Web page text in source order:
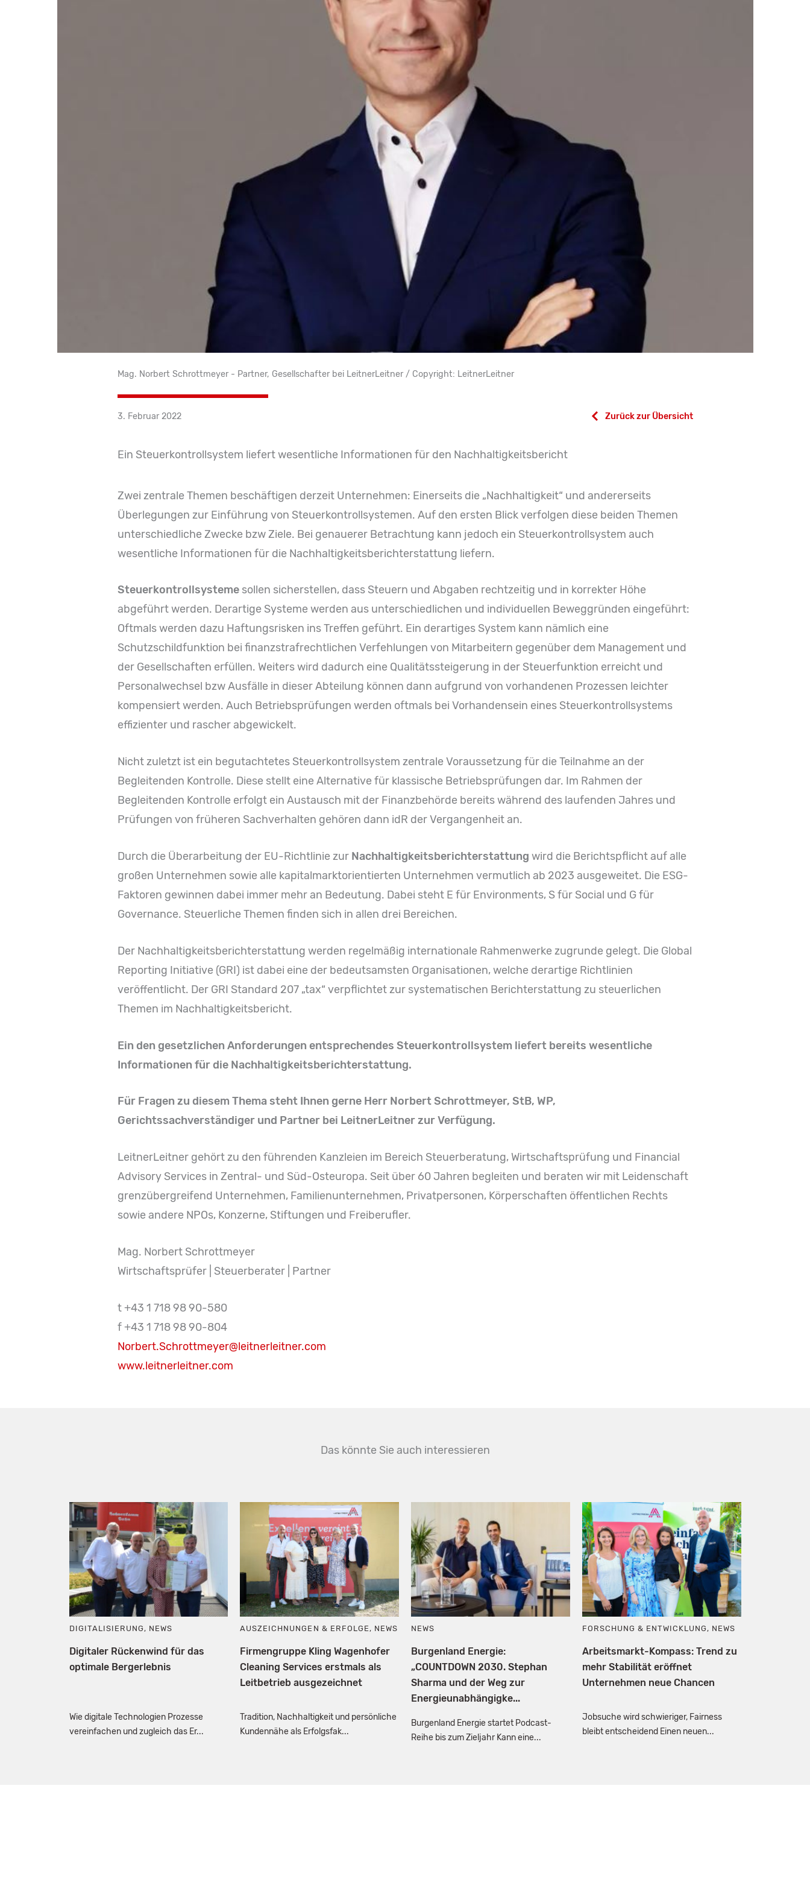
Mag. Norbert Schrottmeyer - Partner, Gesellschafter bei LeitnerLeitner / Copyright: LeitnerLeitner
3. Februar 2022 Zurück zur Übersicht
Ein Steuerkontrollsystem liefert wesentliche Informationen für den Nachhaltigkeitsbericht
Zwei zentrale Themen beschäftigen derzeit Unternehmen: Einerseits die „Nachhaltigkeit“ und andererseits
Überlegungen zur Einführung von Steuerkontrollsystemen. Auf den ersten Blick verfolgen diese beiden Themen
unterschiedliche Zwecke bzw Ziele. Bei genauerer Betrachtung kann jedoch ein Steuerkontrollsystem auch
wesentliche Informationen für die Nachhaltigkeitsberichterstattung liefern.
Steuerkontrollsystemesollen sicherstellen, dass Steuern und Abgaben rechtzeitig und in korrekter Höhe
abgeführt werden. Derartige Systeme werden aus unterschiedlichen und individuellen Beweggründen eingeführt:
Oftmals werden dazu Haftungsrisken ins Treffen geführt. Ein derartiges System kann nämlich eine
Schutzschildfunktion bei finanzstrafrechtlichen Verfehlungen von Mitarbeitern gegenüber dem Management und
der Gesellschaften erfüllen. Weiters wird dadurch eine Qualitätssteigerung in der Steuerfunktion erreicht und
Personalwechsel bzw Ausfälle in dieser Abteilung können dann aufgrund von vorhandenen Prozessen leichter
kompensiert werden. Auch Betriebsprüfungen werden oftmals bei Vorhandensein eines Steuerkontrollsystems
effizienter und rascher abgewickelt.
Nicht zuletzt ist ein begutachtetes Steuerkontrollsystem zentrale Voraussetzung für die Teilnahme an der
Begleitenden Kontrolle. Diese stellt eine Alternative für klassische Betriebsprüfungen dar. Im Rahmen der
Begleitenden Kontrolle erfolgt ein Austausch mit der Finanzbehörde bereits während des laufenden Jahres und
Prüfungen von früheren Sachverhalten gehören dann idR der Vergangenheit an.
Durch die Überarbeitung der EU-Richtlinie zur Nachhaltigkeitsberichterstattung wird die Berichtspflicht auf alle
großen Unternehmen sowie alle kapitalmarktorientierten Unternehmen vermutlich ab 2023 ausgeweitet. Die ESG-
Faktoren gewinnen dabei immer mehr an Bedeutung. Dabei steht E für Environments, S für Social und G für
Governance. Steuerliche Themen finden sich in allen drei Bereichen.
Der Nachhaltigkeitsberichterstattung werden regelmäßig internationale Rahmenwerke zugrunde gelegt. Die Global
Reporting Initiative (GRI) ist dabei eine der bedeutsamsten Organisationen, welche derartige Richtlinien
veröffentlicht. Der GRI Standard 207 „tax“ verpflichtet zur systematischen Berichterstattung zu steuerlichen
Themen im Nachhaltigkeitsbericht.
Ein den gesetzlichen Anforderungen entsprechendes Steuerkontrollsystem liefert bereits wesentliche
Informationen für die Nachhaltigkeitsberichterstattung.
Für Fragen zu diesem Thema steht Ihnen gerne Herr Norbert Schrottmeyer, StB, WP,
Gerichtssachverständiger und Partner bei LeitnerLeitner zur Verfügung.
LeitnerLeitner gehört zu den führenden Kanzleien im Bereich Steuerberatung, Wirtschaftsprüfung und Financial
Advisory Services in Zentral- und Süd-Osteuropa. Seit über 60 Jahren begleiten und beraten wir mit Leidenschaft
grenzübergreifend Unternehmen, Familienunternehmen, Privatpersonen, Körperschaften öffentlichen Rechts
sowie andere NPOs, Konzerne, Stiftungen und Freiberufler.
Mag. Norbert Schrottmeyer
Wirtschaftsprüfer | Steuerberater | Partner
t +43 1 718 98 90-580
f +43 1 718 98 90-804
Norbert.Schrottmeyer@leitnerleitner.com
www.leitnerleitner.com
Das könnte Sie auch interessieren
DIGITALISIERUNG , NEWS
Digitaler Rückenwind für das
optimale Bergerlebnis
Wie digitale Technologien Prozesse
vereinfachen und zugleich das Er...
AUSZEICHNUNGEN & ERFOLGE , NEWS
Firmengruppe Kling Wagenhofer
Cleaning Services erstmals als
Leitbetrieb ausgezeichnet
Tradition, Nachhaltigkeit und persönliche
Kundennähe als Erfolgsfak...
NEWS
Burgenland Energie:
„COUNTDOWN 2030. Stephan
Sharma und der Weg zur
Energieunabhängigke...
Burgenland Energie startet Podcast-
Reihe bis zum Zieljahr Kann eine...
FORSCHUNG & ENTWICKLUNG , NEWS
Arbeitsmarkt-Kompass: Trend zu
mehr Stabilität eröffnet
Unternehmen neue Chancen
Jobsuche wird schwieriger, Fairness
bleibt entscheidend Einen neuen...